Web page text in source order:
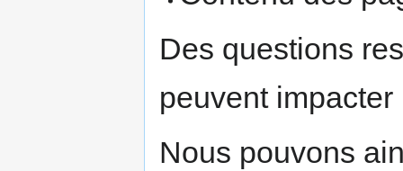
Des questions
peuvent
Nous pouvons